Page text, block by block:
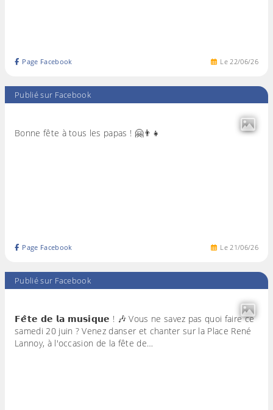
Le 22/06/26
Page Facebook
Publié sur Facebook
Bonne fête à tous les papas ! 🤗👨‍👧
Le 21/06/26
Page Facebook
Publié sur Facebook
𝗙𝗲̂𝘁𝗲 𝗱𝗲 𝗹𝗮 𝗺𝘂𝘀𝗶𝗾𝘂𝗲 ! 🎶 Vous ne savez pas quoi faire ce
samedi 20 juin ? Venez danser et chanter sur la Place René
Lannoy, à l'occasion de la fête de…